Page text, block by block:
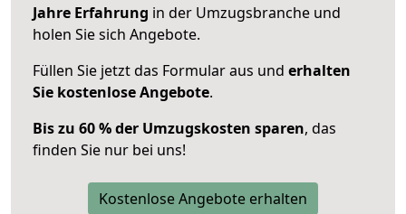
Jahre Erfahrung in der Umzugsbranche und
holen Sie sich Angebote.
Füllen Sie jetzt das Formular aus und erhalten
Sie kostenlose Angebote.
Bis zu 60 % der Umzugskosten sparen, das
finden Sie nur bei uns!
Kostenlose Angebote erhalten